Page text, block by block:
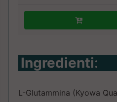
Ingredienti:
L-Glutammina (Kyowa